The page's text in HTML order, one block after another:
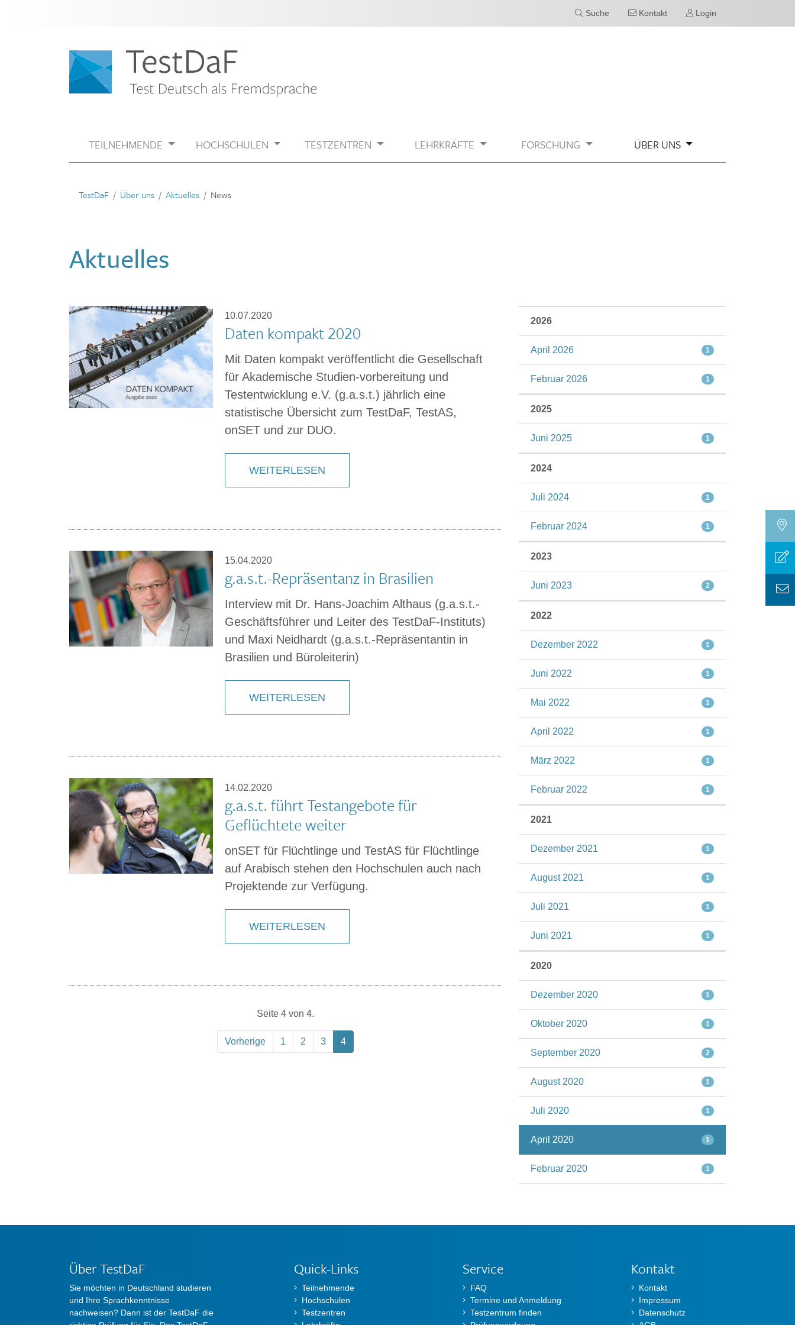
Suche Kontakt Login
TEILNEHMENDE HOCHSCHULEN TESTZENTREN LEHRKRÄFTE FORSCHUNG ÜBER UNS
TestDaF Über uns Aktuelles News
Aktuelles
10.07.2020
Daten kompakt 2020
Mit Daten kompakt veröffentlicht die Gesellschaft
für Akademische Studien-vorbereitung und
Testentwicklung e.V. (g.a.s.t.) jährlich eine
statistische Übersicht zum TestDaF, TestAS,
onSET und zur DUO.
WEITERLESEN
15.04.2020
g.a.s.t.-Repräsentanz in Brasilien
Interview mit Dr. Hans-Joachim Althaus (g.a.s.t.-
Geschäftsführer und Leiter des TestDaF-Instituts)
und Maxi Neidhardt (g.a.s.t.-Repräsentantin in
Brasilien und Büroleiterin)
WEITERLESEN
14.02.2020
g.a.s.t. führt Testangebote für
Geflüchtete weiter
onSET für Flüchtlinge und TestAS für Flüchtlinge
auf Arabisch stehen den Hochschulen auch nach
Projektende zur Verfügung.
WEITERLESEN
Seite 4 von 4.
Vorherige 1 2 3 4
2026
April 2026 1
Februar 2026 1
2025
Juni 2025 1
2024
Juli 2024 1
Februar 2024 1
2023
Juni 2023 2
2022
Dezember 2022 1
Juni 2022 1
Mai 2022 1
April 2022 1
März 2022 1
Februar 2022 1
2021
Dezember 2021 1
August 2021 1
Juli 2021 1
Juni 2021 1
2020
Dezember 2020 1
Oktober 2020 1
September 2020 2
August 2020 1
Juli 2020 1
April 2020 1
Februar 2020 1
Über TestDaF
Sie möchten in Deutschland studieren
und Ihre Sprachkenntnisse
nachweisen? Dann ist der TestDaF die
Quick-Links
Teilnehmende
Hochschulen
Testzentren
Service
FAQ
Termine und Anmeldung
Testzentrum finden
Kontakt
Kontakt
Impressum
Datenschutz